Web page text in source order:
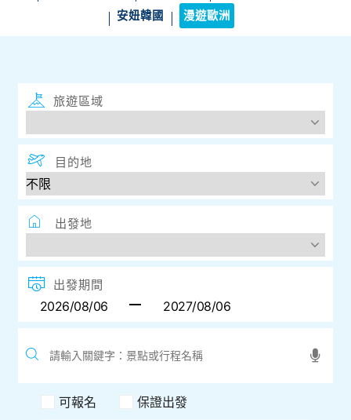
安妞韓國
漫遊歐洲
旅遊區域
目的地
出發地
出發期間
可報名 保證出發